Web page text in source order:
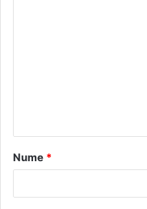
a
r
Nume *